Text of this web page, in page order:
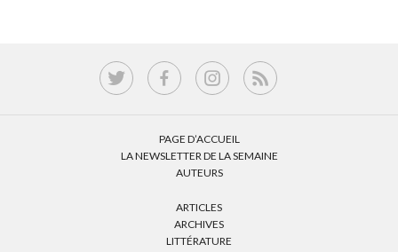
PAGE D’ACCUEIL
LA NEWSLETTER DE LA SEMAINE
AUTEURS
ARTICLES
ARCHIVES
LITTÉRATURE